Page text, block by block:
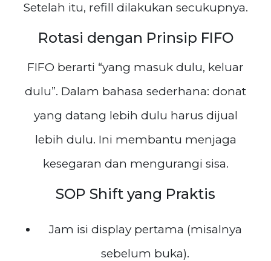
Setelah itu, refill dilakukan secukupnya.
Rotasi dengan Prinsip FIFO
FIFO berarti “yang masuk dulu, keluar
dulu”. Dalam bahasa sederhana: donat
yang datang lebih dulu harus dijual
lebih dulu. Ini membantu menjaga
kesegaran dan mengurangi sisa.
SOP Shift yang Praktis
Jam isi display pertama (misalnya
sebelum buka).